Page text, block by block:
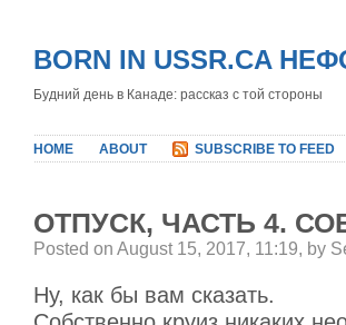
BORN IN USSR.CA
Будний день в Канаде: рассказ с той стороны
HOME ABOUT SUBSCRIBE TO FEED
ОТПУСК, ЧАСТЬ 4.
Posted on August 15, 2017, 11:19, by
Ну, как бы вам сказать.